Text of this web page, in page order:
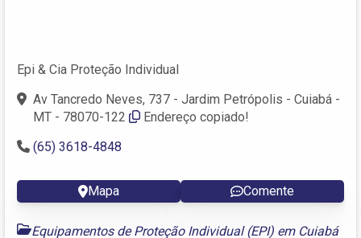
Epi & Cia Proteção Individual
Av Tancredo Neves, 737 - Jardim Petrópolis - Cuiabá -
MT - 78070-122
Endereço copiado!
(65) 3618-4848
Mapa Comente
Equipamentos de Proteção Individual (EPI) em Cuiabá